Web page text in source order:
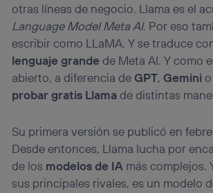
otras líneas de negocio. Llama es el
Language Model Meta AI. Por eso
escribir como LLaMA. Y se traduce
lenguaje grande de Meta AI. Y como
abierto, a diferencia de GPT, Gemini o
probar gratis Llamade distintas
Su primera versión se publicó en
Desde entonces, Llama lucha por
de los modelos de IA más complejos.
sus principales rivales, es un modelo